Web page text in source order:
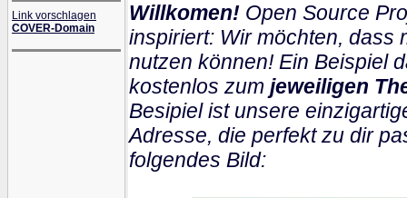
Link vorschlagen
COVER-Domain
Willkomen! Open Source
inspiriert: Wir möchten, dass
nutzen können! Ein Beispiel
kostenlos zum jeweiligen
Besipiel ist unsere
Adresse, die perfekt zu dir
folgendes Bild: